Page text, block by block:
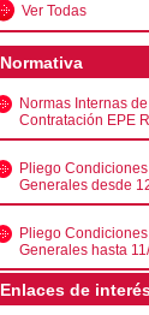
Ver Todas
Normativa
Normas Internas de
Contratación EPE
Pliego Condiciones
Generales desde
Pliego Condiciones
Generales hasta
Enlaces de